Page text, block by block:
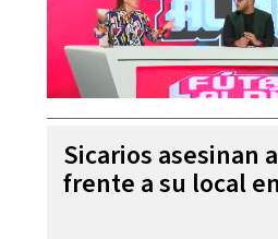
Sicarios asesinan
frente a su local